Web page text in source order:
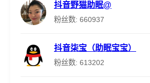
抖音野猫助眠@
粉丝数: 660937
抖音柒宝（助眠宝宝）
粉丝数: 613202